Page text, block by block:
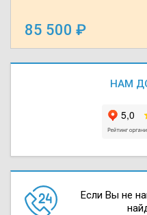
85 500
НАМ
Если Вы не